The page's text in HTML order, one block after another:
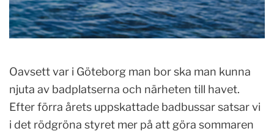
Oavsett var i Göteborg man bor ska man kunna
njuta av badplatserna och närheten till havet.
Efter förra årets uppskattade badbussar satsar vi
i det rödgröna styret mer på att göra sommaren